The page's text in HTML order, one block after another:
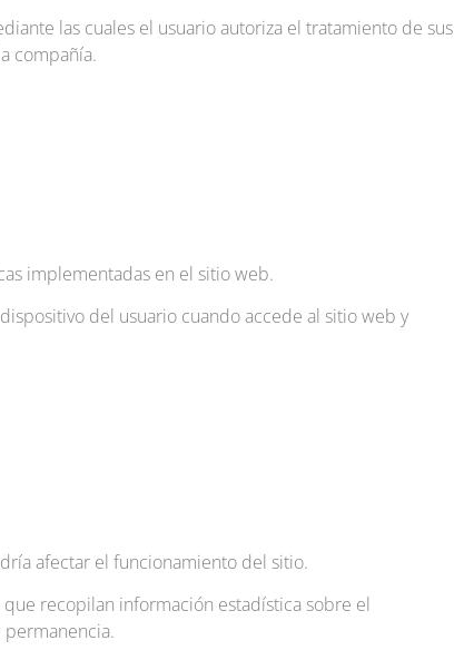
las cuales el usuario autoriza el tratamiento de sus
compañía.
implementadas en el sitio web.
del usuario cuando accede al sitio web y
afectar el funcionamiento del sitio.
recopilan información estadística sobre el
permanencia.